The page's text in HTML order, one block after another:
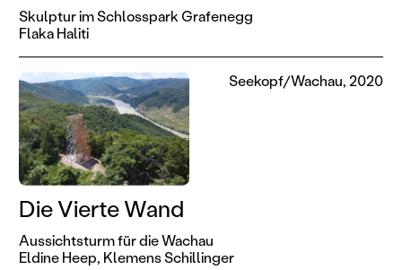
Skulptur im Schlosspark Grafenegg
Flaka Haliti
Die Vierte Wand
Aussichtsturm für die Wachau
Eldine Heep, Klemens Schillinger
Seekopf/Wachau, 2020